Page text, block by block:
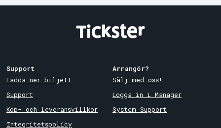
Support
Ladda ner biljett
Support
Köp- och leveransvillkor
Integritetspolicy
Arrangör?
Sälj med oss!
Logga in i Manager
System Support